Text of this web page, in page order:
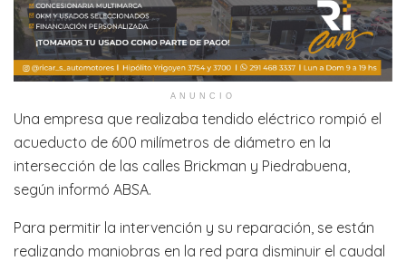
ANUNCIO
Una empresa que realizaba tendido eléctrico rompió el
acueducto de 600 milímetros de diámetro en la
intersección de las calles Brickman y Piedrabuena,
según informó ABSA.
Para permitir la intervención y su reparación, se están
realizando maniobras en la red para disminuir el caudal